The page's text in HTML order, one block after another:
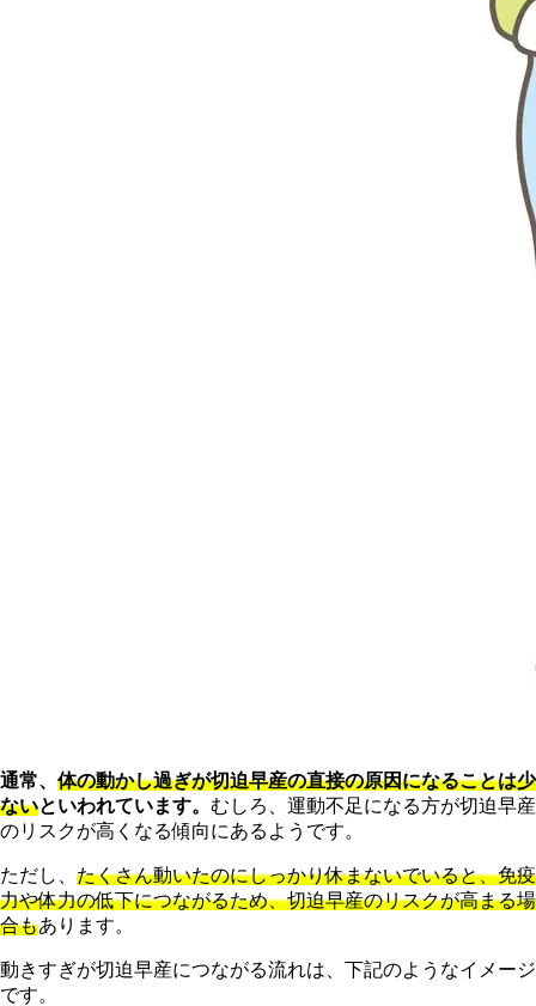
通常、 体の動かし過ぎが切迫早産の直接の原因になることは少
ないといわれています。 むしろ、運動不足になる方が切迫早産
のリスクが高くなる傾向にあるようです。
ただし、 たくさん動いたのにしっかり休まないでいると、免疫
力や体力の低下につながるため、切迫早産のリスクが高まる場
合もあります。
動きすぎが切迫早産につながる流れは、下記のようなイメージ
です。